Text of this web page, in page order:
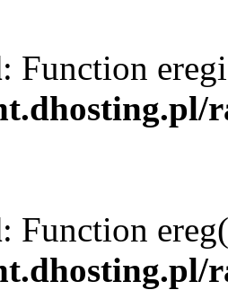
: Function
: Function